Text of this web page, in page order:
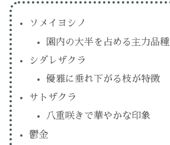
ソメイヨシノ
園内の大半を占める主力品種
シダレザクラ
優雅に垂れ下がる枝が特徴
サトザクラ
八重咲きで華やかな印象
鬱金